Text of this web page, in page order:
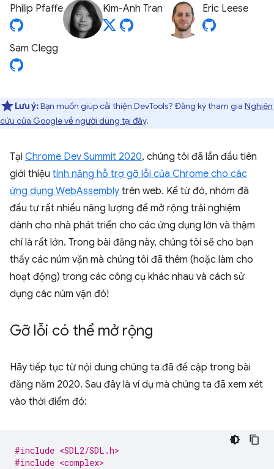
Philip Pfaffe Kim-Anh Tran Eric Leese
Sam Clegg
Lưu ý:Bạn muốn giúp cải thiện DevTools? Đăng ký tham gia Nghiên
cứu của Google về người dùng tại đây.
Tại Chrome Dev Summit 2020, chúng tôi đã lần đầu tiên
giới thiệu tính năng hỗ trợ gỡ lỗi của Chrome cho các
ứng dụng WebAssembly trên web. Kể từ đó, nhóm đã
đầu tư rất nhiều năng lượng để mở rộng trải nghiệm
dành cho nhà phát triển cho các ứng dụng lớn và thậm
chí là rất lớn. Trong bài đăng này, chúng tôi sẽ cho bạn
thấy các núm vặn mà chúng tôi đã thêm (hoặc làm cho
hoạt động) trong các công cụ khác nhau và cách sử
dụng các núm vặn đó!
Gỡ lỗi có thể mở rộng
Hãy tiếp tục từ nội dung chúng ta đã đề cập trong bài
đăng năm 2020. Sau đây là ví dụ mà chúng ta đã xem xét
vào thời điểm đó:
#include <SDL2/SDL.h>
#include <complex>